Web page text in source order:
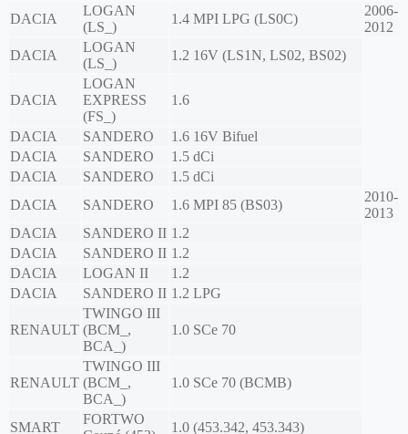
DACIA
LOGAN
(LS_)
1.4 MPI LPG (LS0C)
2006-
2012
DACIA
LOGAN
(LS_)
1.2 16V (LS1N, LS02, BS02)
DACIA
LOGAN
EXPRESS
(FS_)
1.6
DACIA SANDERO
1.6 16V Bifuel
DACIA
SANDERO
1.5 dCi
DACIA
SANDERO
1.5 dCi
DACIA
SANDERO 1.6 MPI 85 (BS03)
2010-
2013
DACIA
SANDERO II 1.2
DACIA
SANDERO II 1.2
DACIA
LOGAN II
1.2
DACIA
SANDERO II 1.2 LPG
RENAULT
TWINGO III
(BCM_,
BCA_)
1.0 SCe 70
RENAULT
TWINGO III
(BCM_,
BCA_)
1.0 SCe 70 (BCMB)
SMART
FORTWO
1.0 (453.342, 453.343)